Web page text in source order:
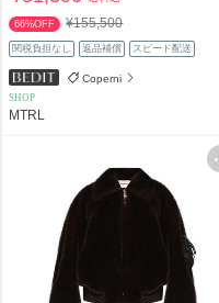
66%OFF ¥155,500
関税負担なし 返品補償 スピード配送
Coperni
SHOP
MTRL